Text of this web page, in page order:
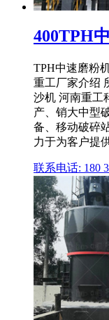
400TPH
TPH中速磨粉
重工厂家介绍
沙机 河南重工
产、销大中型
备、移动破碎
力于为客户提
联系电话: 180